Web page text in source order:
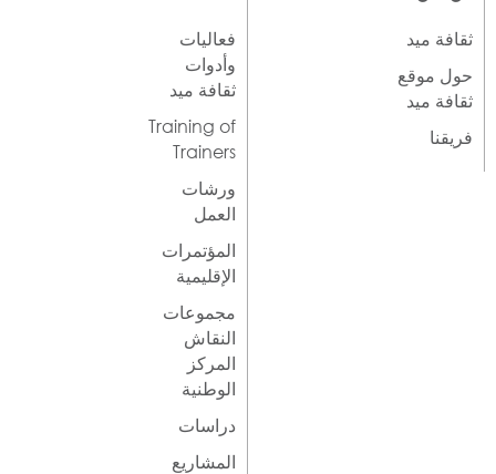
ثقافة ميد
حول موقع
ثقافة ميد
فريقنا
فعاليات
وأدوات
ثقافة ميد
Training of
Trainers
ورشات
العمل
المؤتمرات
الإقليمية
مجموعات
النقاش
المركز
الوطنية
دراسات
المشاريع